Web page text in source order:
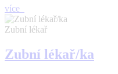
více
Zubní lékař
Zubní lékař/ka